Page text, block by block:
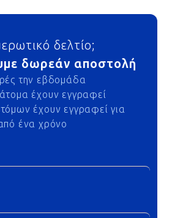
δελτίο;
δωρεάν αποστολή
την εβδομάδα
έχουν εγγραφεί
έχουν εγγραφεί για
ένα χρόνο